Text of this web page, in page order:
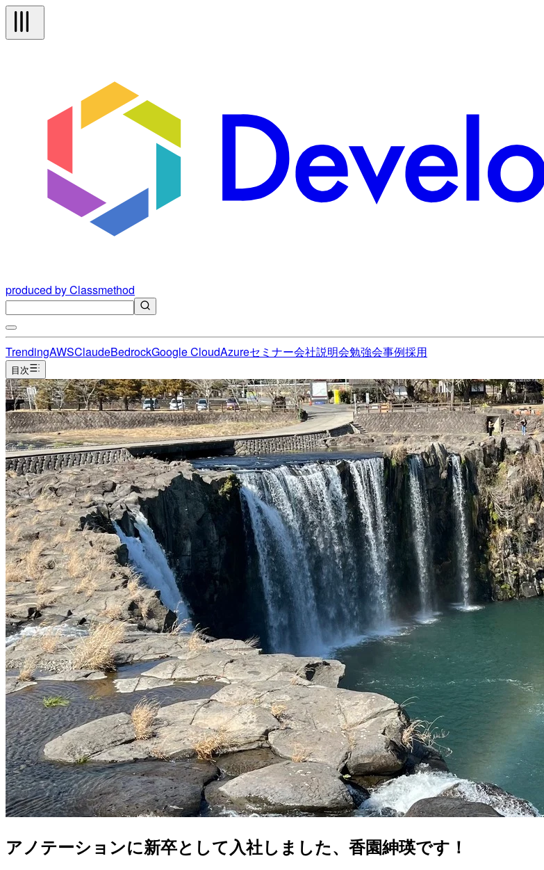
produced by Classmethod
TrendingAWSClaudeBedrockGoogle CloudAzureセミナー会社説明会勉強会事例採用
目次
アノテーションに新卒として入社しました、香園紳瑛です！